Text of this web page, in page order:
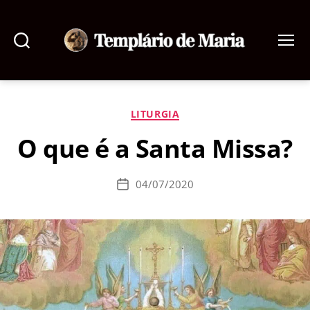
de
Categorias
LITURGIA
O que é a Santa Missa?
Data04/07/2020